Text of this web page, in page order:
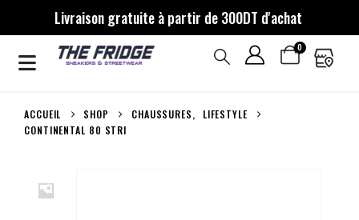
Livraison gratuite à partir de 300DT d'achat
0
ACCUEIL SHOP CHAUSSURES,
LIFESTYLE
CONTINENTAL 80 STRI